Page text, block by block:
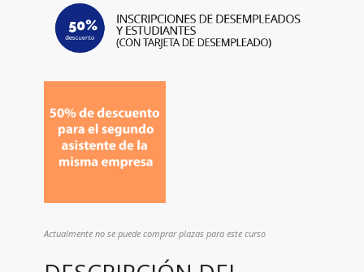
Actualmente no se puede comprar plazas para este curso